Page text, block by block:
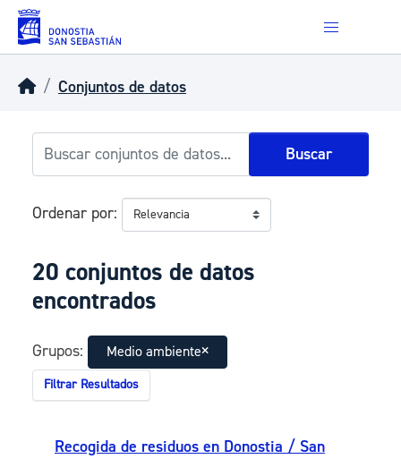
Skip to main content
Conjuntos de datos
Buscar
Ordenar por
20 conjuntos de datos
encontrados
Grupos: Medio ambiente
Filtrar Resultados
Recogida de residuos en Donostia / San